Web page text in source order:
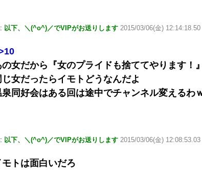
以下、＼(^o^)／でVIPがお送りします 2015/03/06(金)
の女だから『女のプライドも捨ててやります！
じ女だったらイモトどうなんだよ
泉同好会はある回は途中でチャンネル変えるわ
以下、＼(^o^)／でVIPがお送りします 2015/03/06(金)
モトは面白いだろ